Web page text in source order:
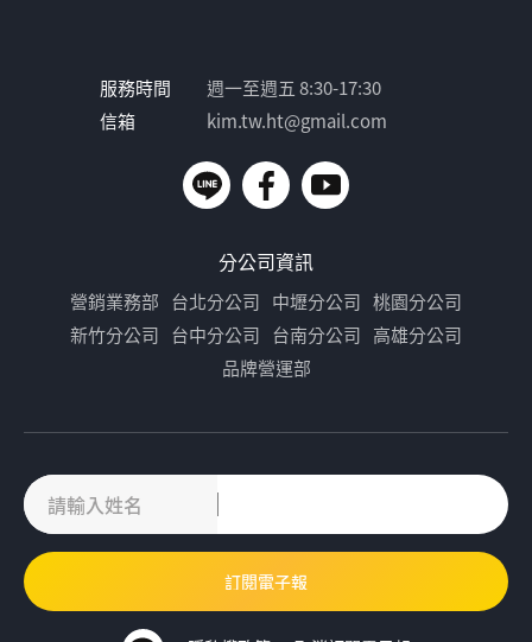
服務時間
週一至週五 8:30-17:30
信箱
kim.tw.ht@gmail.com
分公司資訊
營銷業務部 台北分公司 中壢分公司 桃園分公司
新竹分公司 台中分公司 台南分公司 高雄分公司
品牌營運部